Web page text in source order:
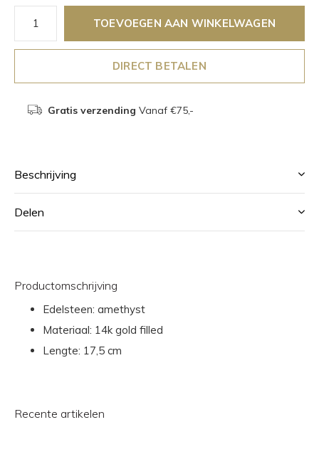
TOEVOEGEN AAN WINKELWAGEN
DIRECT BETALEN
Gratis verzending Vanaf €75,-
Beschrijving
Delen
Productomschrijving
Edelsteen: amethyst
Materiaal: 14k gold filled
Lengte: 17,5 cm
Recente artikelen